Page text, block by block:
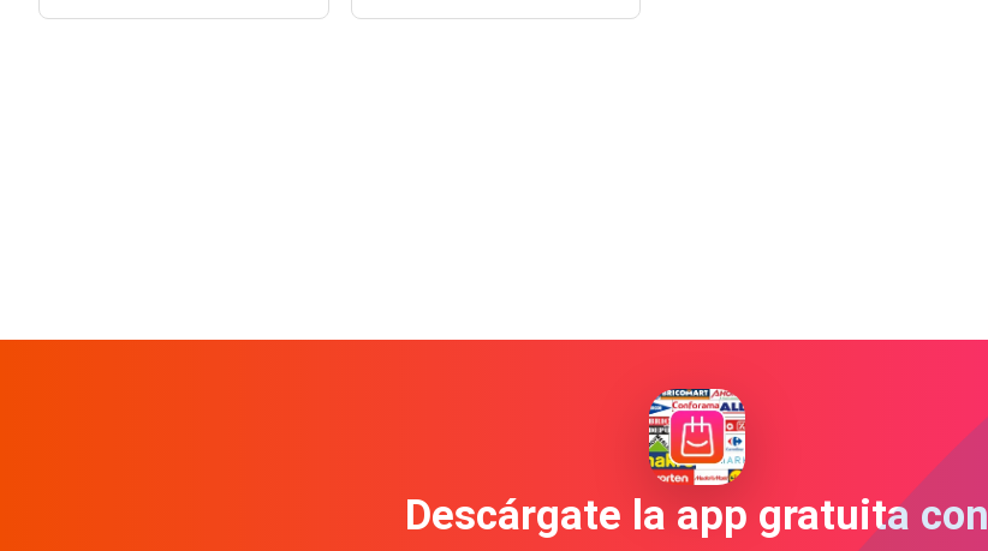
Descárgate la app gratuita con